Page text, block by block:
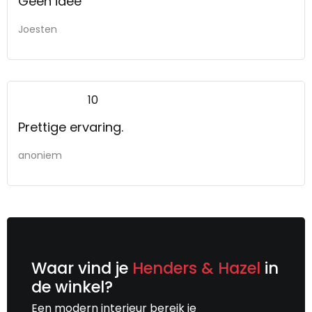
Joesten
10
Prettige ervaring.
anoniem
Waar vind je Henders & Hazel in
de winkel?
Een modern interieur bereik je